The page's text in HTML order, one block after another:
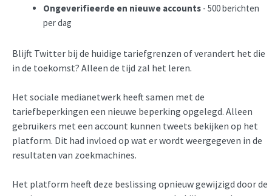
Ongeverifieerde en nieuwe accounts - 500 berichten
per dag
Blijft Twitter bij de huidige tariefgrenzen of verandert het die
in de toekomst? Alleen de tijd zal het leren.
Het sociale medianetwerk heeft samen met de
tariefbeperkingen een nieuwe beperking opgelegd. Alleen
gebruikers met een account kunnen tweets bekijken op het
platform. Dit had invloed op wat er wordt weergegeven in de
resultaten van zoekmachines.
Het platform heeft deze beslissing opnieuw gewijzigd door de